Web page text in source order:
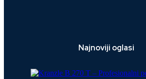
Najnoviji oglasi